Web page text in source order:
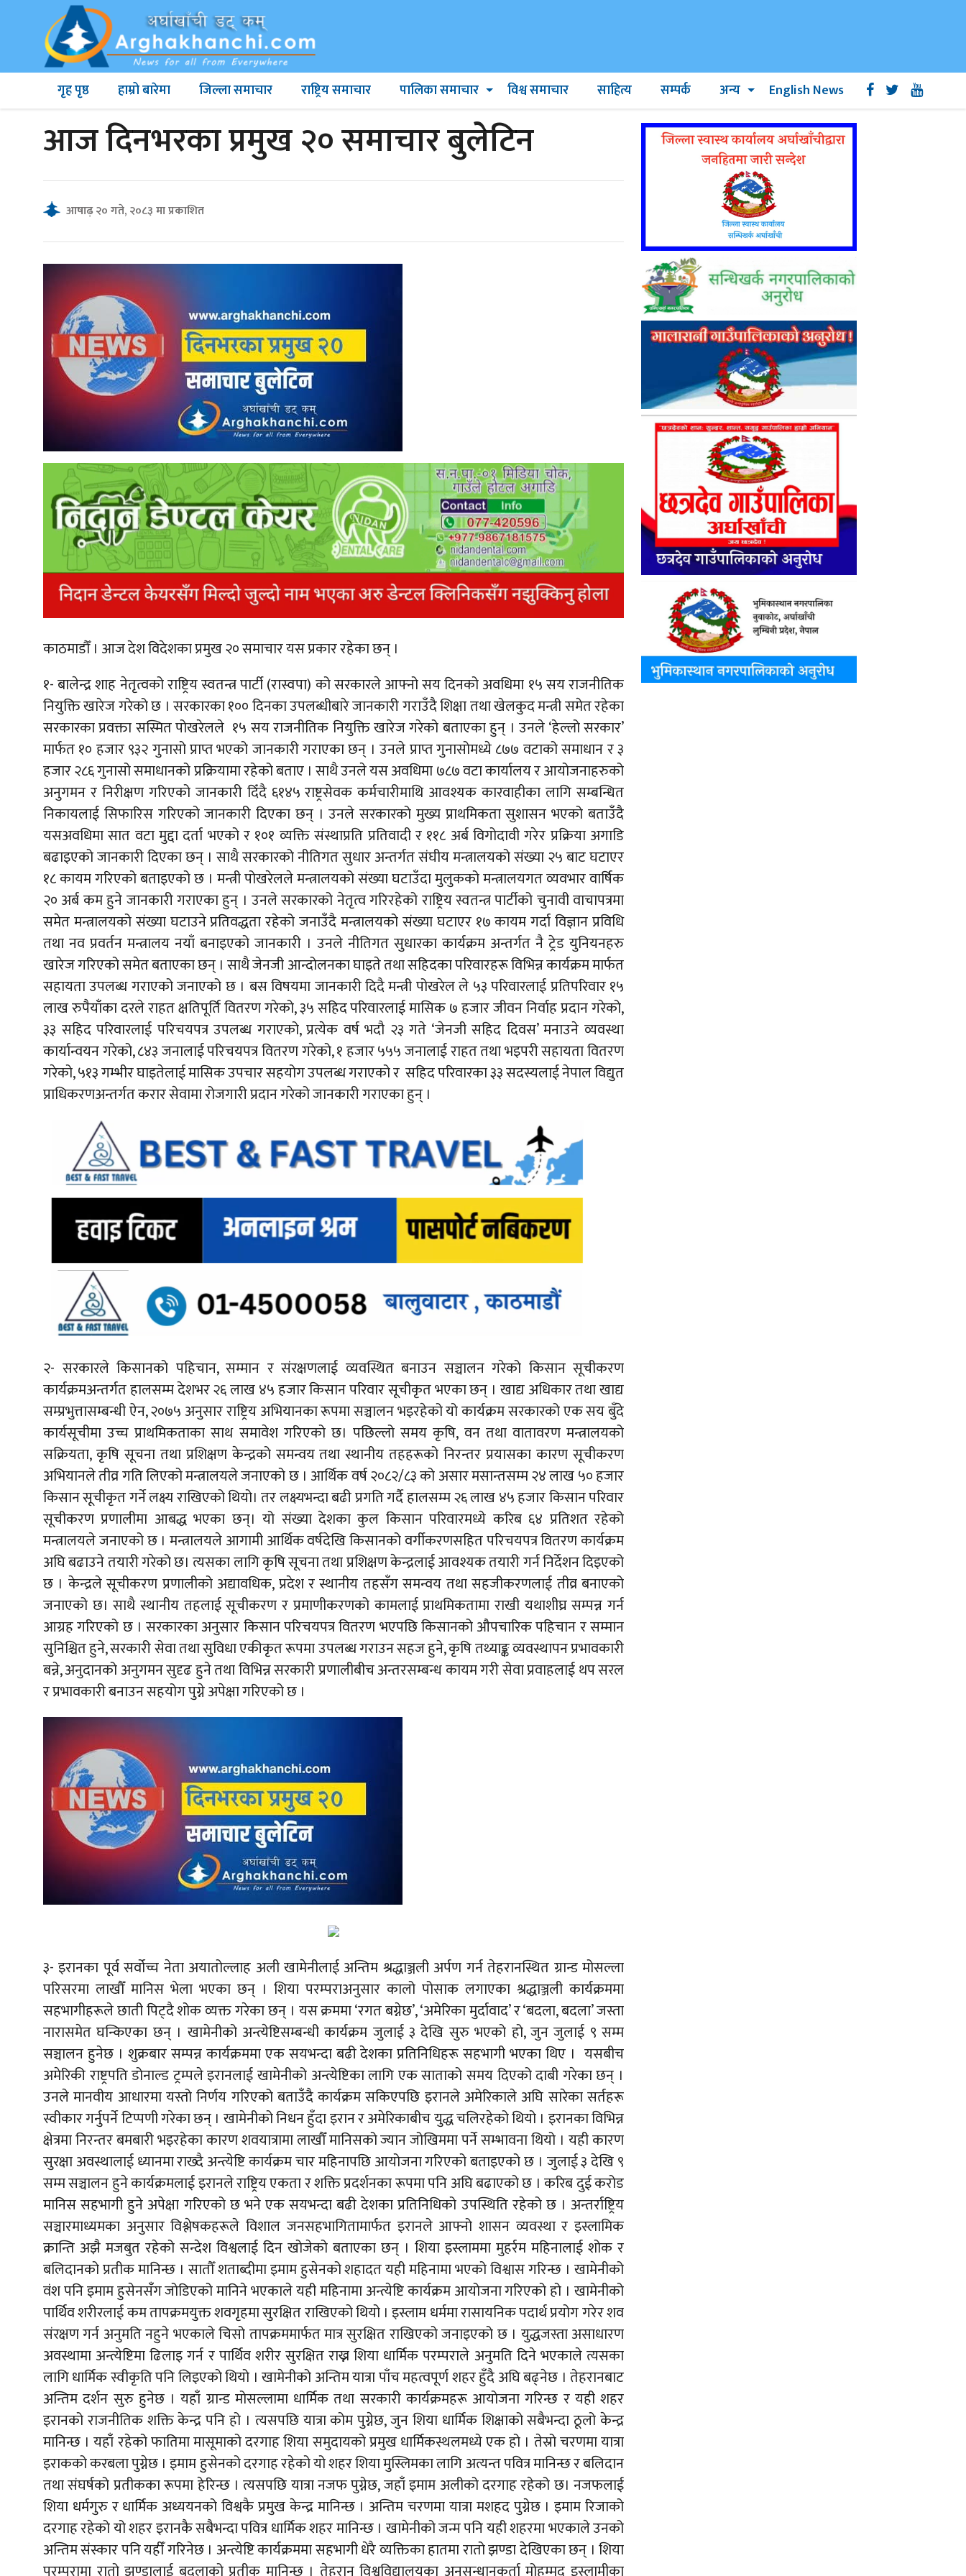
गृह पृष्ठ हाम्रो बारेमा जिल्ला समाचार राष्ट्रिय समाचार पालिका समाचार विश्व समाचार साहित्य सम्पर्क अन्य English News
आज दिनभरका प्रमुख २० समाचार बुलेटिन
आषाढ़ २० गते, २०८३ मा प्रकाशित
काठमाडौँ । आज देश विदेशका प्रमुख २० समाचार यस प्रकार रहेका छन् ।
१- बालेन्द्र शाह नेतृत्वको राष्ट्रिय स्वतन्त्र पार्टी (रास्वपा) को सरकारले आफ्नो सय दिनको अवधिमा १५ सय राजनीतिक
नियुक्ति खारेज गरेको छ । सरकारका १०० दिनका उपलब्धीबारे जानकारी गराउँदै शिक्षा तथा खेलकुद मन्त्री समेत रहेका
सरकारका प्रवक्ता सस्मित पोखरेलले १५ सय राजनीतिक नियुक्ति खारेज गरेको बताएका हुन् । उनले ‘हेल्लो सरकार’
मार्फत १० हजार ९३२ गुनासो प्राप्त भएको जानकारी गराएका छन् । उनले प्राप्त गुनासोमध्ये ८७७ वटाको समाधान र ३
हजार २८६ गुनासो समाधानको प्रक्रियामा रहेको बताए । साथै उनले यस अवधिमा ७८७ वटा कार्यालय र आयोजनाहरुको
अनुगमन र निरीक्षण गरिएको जानकारी दिँदै ६१४५ राष्ट्रसेवक कर्मचारीमाथि आवश्यक कारवाहीका लागि सम्बन्धित
निकायलाई सिफारिस गरिएको जानकारी दिएका छन् । उनले सरकारको मुख्य प्राथमिकता सुशासन भएको बताउँदै
यसअवधिमा सात वटा मुद्दा दर्ता भएको र १०१ व्यक्ति संस्थाप्रति प्रतिवादी र ११८ अर्ब विगोदावी गरेर प्रक्रिया अगाडि
बढाइएको जानकारी दिएका छन् । साथै सरकारको नीतिगत सुधार अन्तर्गत संघीय मन्त्रालयको संख्या २५ बाट घटाएर
१८ कायम गरिएको बताइएको छ । मन्त्री पोखरेलले मन्त्रालयको संख्या घटाउँदा मुलुकको मन्त्रालयगत व्यवभार वार्षिक
२० अर्ब कम हुने जानकारी गराएका हुन् । उनले सरकारको नेतृत्व गरिरहेको राष्ट्रिय स्वतन्त्र पार्टीको चुनावी वाचापत्रमा
समेत मन्त्रालयको संख्या घटाउने प्रतिवद्धता रहेको जनाउँदै मन्त्रालयको संख्या घटाएर १७ कायम गर्दा विज्ञान प्रविधि
तथा नव प्रवर्तन मन्त्रालय नयाँ बनाइएको जानकारी । उनले नीतिगत सुधारका कार्यक्रम अन्तर्गत नै ट्रेड युनियनहरु
खारेज गरिएको समेत बताएका छन् । साथै जेनजी आन्दोलनका घाइते तथा सहिदका परिवारहरू विभिन्न कार्यक्रम मार्फत
सहायता उपलब्ध गराएको जनाएको छ । बस विषयमा जानकारी दिदै मन्त्री पोखरेल ले ५३ परिवारलाई प्रतिपरिवार १५
लाख रुपैयाँका दरले राहत क्षतिपूर्ति वितरण गरेको, ३५ सहिद परिवारलाई मासिक ७ हजार जीवन निर्वाह प्रदान गरेको,
३३ सहिद परिवारलाई परिचयपत्र उपलब्ध गराएको, प्रत्येक वर्ष भदौ २३ गते ‘जेनजी सहिद दिवस’ मनाउने व्यवस्था
कार्यान्वयन गरेको, ८४३ जनालाई परिचयपत्र वितरण गरेको, १ हजार ५५५ जनालाई राहत तथा भइपरी सहायता वितरण
गरेको, ५१३ गम्भीर घाइतेलाई मासिक उपचार सहयोग उपलब्ध गराएको र सहिद परिवारका ३३ सदस्यलाई नेपाल विद्युत
प्राधिकरणअन्तर्गत करार सेवामा रोजगारी प्रदान गरेको जानकारी गराएका हुन् ।
२- सरकारले किसानको पहिचान, सम्मान र संरक्षणलाई व्यवस्थित बनाउन सञ्चालन गरेको किसान सूचीकरण
कार्यक्रमअन्तर्गत हालसम्म देशभर २६ लाख ४५ हजार किसान परिवार सूचीकृत भएका छन् । खाद्य अधिकार तथा खाद्य
सम्प्रभुत्तासम्बन्धी ऐन, २०७५ अनुसार राष्ट्रिय अभियानका रूपमा सञ्चालन भइरहेको यो कार्यक्रम सरकारको एक सय बुँदे
कार्यसूचीमा उच्च प्राथमिकताका साथ समावेश गरिएको छ। पछिल्लो समय कृषि, वन तथा वातावरण मन्त्रालयको
सक्रियता, कृषि सूचना तथा प्रशिक्षण केन्द्रको समन्वय तथा स्थानीय तहहरूको निरन्तर प्रयासका कारण सूचीकरण
अभियानले तीव्र गति लिएको मन्त्रालयले जनाएको छ । आर्थिक वर्ष २०८२/८३ को असार मसान्तसम्म २४ लाख ५० हजार
किसान सूचीकृत गर्ने लक्ष्य राखिएको थियो। तर लक्ष्यभन्दा बढी प्रगति गर्दै हालसम्म २६ लाख ४५ हजार किसान परिवार
सूचीकरण प्रणालीमा आबद्ध भएका छन्। यो संख्या देशका कुल किसान परिवारमध्ये करिब ६४ प्रतिशत रहेको
मन्त्रालयले जनाएको छ । मन्त्रालयले आगामी आर्थिक वर्षदेखि किसानको वर्गीकरणसहित परिचयपत्र वितरण कार्यक्रम
अघि बढाउने तयारी गरेको छ। त्यसका लागि कृषि सूचना तथा प्रशिक्षण केन्द्रलाई आवश्यक तयारी गर्न निर्देशन दिइएको
छ । केन्द्रले सूचीकरण प्रणालीको अद्यावधिक, प्रदेश र स्थानीय तहसँग समन्वय तथा सहजीकरणलाई तीव्र बनाएको
जनाएको छ। साथै स्थानीय तहलाई सूचीकरण र प्रमाणीकरणको कामलाई प्राथमिकतामा राखी यथाशीघ्र सम्पन्न गर्न
आग्रह गरिएको छ । सरकारका अनुसार किसान परिचयपत्र वितरण भएपछि किसानको औपचारिक पहिचान र सम्मान
सुनिश्चित हुने, सरकारी सेवा तथा सुविधा एकीकृत रूपमा उपलब्ध गराउन सहज हुने, कृषि तथ्याङ्क व्यवस्थापन प्रभावकारी
बन्ने, अनुदानको अनुगमन सुदृढ हुने तथा विभिन्न सरकारी प्रणालीबीच अन्तरसम्बन्ध कायम गरी सेवा प्रवाहलाई थप सरल
र प्रभावकारी बनाउन सहयोग पुग्ने अपेक्षा गरिएको छ ।
३- इरानका पूर्व सर्वोच्च नेता अयातोल्लाह अली खामेनीलाई अन्तिम श्रद्धाञ्जली अर्पण गर्न तेहरानस्थित ग्रान्ड मोसल्ला
परिसरमा लाखौँ मानिस भेला भएका छन् । शिया परम्पराअनुसार कालो पोसाक लगाएका श्रद्धाञ्जली कार्यक्रममा
सहभागीहरूले छाती पिट्दै शोक व्यक्त गरेका छन् । यस क्रममा ‘रगत बग्नेछ’, ‘अमेरिका मुर्दावाद’ र ‘बदला, बदला’ जस्ता
नारासमेत घन्किएका छन् । खामेनीको अन्त्येष्टिसम्बन्धी कार्यक्रम जुलाई ३ देखि सुरु भएको हो, जुन जुलाई ९ सम्म
सञ्चालन हुनेछ । शुक्रबार सम्पन्न कार्यक्रममा एक सयभन्दा बढी देशका प्रतिनिधिहरू सहभागी भएका थिए । यसबीच
अमेरिकी राष्ट्रपति डोनाल्ड ट्रम्पले इरानलाई खामेनीको अन्त्येष्टिका लागि एक साताको समय दिएको दाबी गरेका छन् ।
उनले मानवीय आधारमा यस्तो निर्णय गरिएको बताउँदै कार्यक्रम सकिएपछि इरानले अमेरिकाले अघि सारेका सर्तहरू
स्वीकार गर्नुपर्ने टिप्पणी गरेका छन् । खामेनीको निधन हुँदा इरान र अमेरिकाबीच युद्ध चलिरहेको थियो । इरानका विभिन्न
क्षेत्रमा निरन्तर बमबारी भइरहेका कारण शवयात्रामा लाखौँ मानिसको ज्यान जोखिममा पर्ने सम्भावना थियो । यही कारण
सुरक्षा अवस्थालाई ध्यानमा राख्दै अन्त्येष्टि कार्यक्रम चार महिनापछि आयोजना गरिएको बताइएको छ । जुलाई ३ देखि ९
सम्म सञ्चालन हुने कार्यक्रमलाई इरानले राष्ट्रिय एकता र शक्ति प्रदर्शनका रूपमा पनि अघि बढाएको छ । करिब दुई करोड
मानिस सहभागी हुने अपेक्षा गरिएको छ भने एक सयभन्दा बढी देशका प्रतिनिधिको उपस्थिति रहेको छ । अन्तर्राष्ट्रिय
सञ्चारमाध्यमका अनुसार विश्लेषकहरूले विशाल जनसहभागितामार्फत इरानले आफ्नो शासन व्यवस्था र इस्लामिक
क्रान्ति अझै मजबुत रहेको सन्देश विश्वलाई दिन खोजेको बताएका छन् । शिया इस्लाममा मुहर्रम महिनालाई शोक र
बलिदानको प्रतीक मानिन्छ । सातौँ शताब्दीमा इमाम हुसेनको शहादत यही महिनामा भएको विश्वास गरिन्छ । खामेनीको
वंश पनि इमाम हुसेनसँग जोडिएको मानिने भएकाले यही महिनामा अन्त्येष्टि कार्यक्रम आयोजना गरिएको हो । खामेनीको
पार्थिव शरीरलाई कम तापक्रमयुक्त शवगृहमा सुरक्षित राखिएको थियो । इस्लाम धर्ममा रासायनिक पदार्थ प्रयोग गरेर शव
संरक्षण गर्न अनुमति नहुने भएकाले चिसो तापक्रममार्फत मात्र सुरक्षित राखिएको जनाइएको छ । युद्धजस्ता असाधारण
अवस्थामा अन्त्येष्टिमा ढिलाइ गर्न र पार्थिव शरीर सुरक्षित राख्न शिया धार्मिक परम्पराले अनुमति दिने भएकाले त्यसका
लागि धार्मिक स्वीकृति पनि लिइएको थियो । खामेनीको अन्तिम यात्रा पाँच महत्वपूर्ण शहर हुँदै अघि बढ्नेछ । तेहरानबाट
अन्तिम दर्शन सुरु हुनेछ । यहाँ ग्रान्ड मोसल्लामा धार्मिक तथा सरकारी कार्यक्रमहरू आयोजना गरिन्छ र यही शहर
इरानको राजनीतिक शक्ति केन्द्र पनि हो । त्यसपछि यात्रा कोम पुग्नेछ, जुन शिया धार्मिक शिक्षाको सबैभन्दा ठूलो केन्द्र
मानिन्छ । यहाँ रहेको फातिमा मासूमाको दरगाह शिया समुदायको प्रमुख धार्मिकस्थलमध्ये एक हो । तेस्रो चरणमा यात्रा
इराकको करबला पुग्नेछ । इमाम हुसेनको दरगाह रहेको यो शहर शिया मुस्लिमका लागि अत्यन्त पवित्र मानिन्छ र बलिदान
तथा संघर्षको प्रतीकका रूपमा हेरिन्छ । त्यसपछि यात्रा नजफ पुग्नेछ, जहाँ इमाम अलीको दरगाह रहेको छ। नजफलाई
शिया धर्मगुरु र धार्मिक अध्ययनको विश्वकै प्रमुख केन्द्र मानिन्छ । अन्तिम चरणमा यात्रा मशहद पुग्नेछ । इमाम रिजाको
दरगाह रहेको यो शहर इरानकै सबैभन्दा पवित्र धार्मिक शहर मानिन्छ । खामेनीको जन्म पनि यही शहरमा भएकाले उनको
अन्तिम संस्कार पनि यहीँ गरिनेछ । अन्त्येष्टि कार्यक्रममा सहभागी धेरै व्यक्तिका हातमा रातो झण्डा देखिएका छन् । शिया